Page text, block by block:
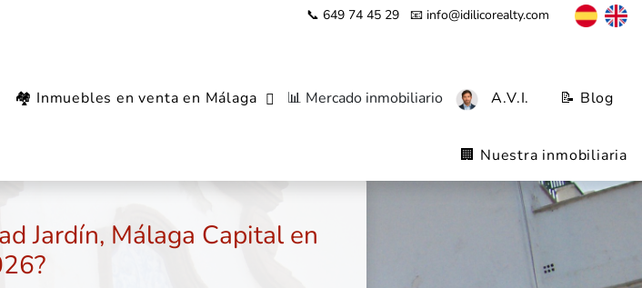
📞 649 74 45 29 📧 info@idilicorealty.com
🏘️ Inmuebles en venta en Málaga 📊 Mercado inmobiliario A.V.I. 📝 Blog
🏢 Nuestra inmobiliaria
Jardín, Málaga Capital en